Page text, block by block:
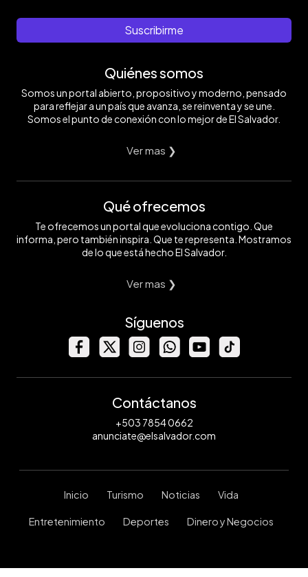
Suscribirme
Quiénes somos
Somos un portal abierto, propositivo y moderno, pensado
para reflejar a un país que avanza, se reinventa y se une.
Somos el punto de conexión con lo mejor de El Salvador.
Ver mas ❯
Qué ofrecemos
Te ofrecemos un portal que evoluciona contigo. Que
informa, pero también inspira. Que te representa. Mostramos
de lo que está hecho El Salvador.
Ver mas ❯
Síguenos
Contáctanos
+503 7854 0662
anunciate@elsalvador.com
Inicio Turismo Noticias Vida
Entretenimiento Deportes Dinero y Negocios